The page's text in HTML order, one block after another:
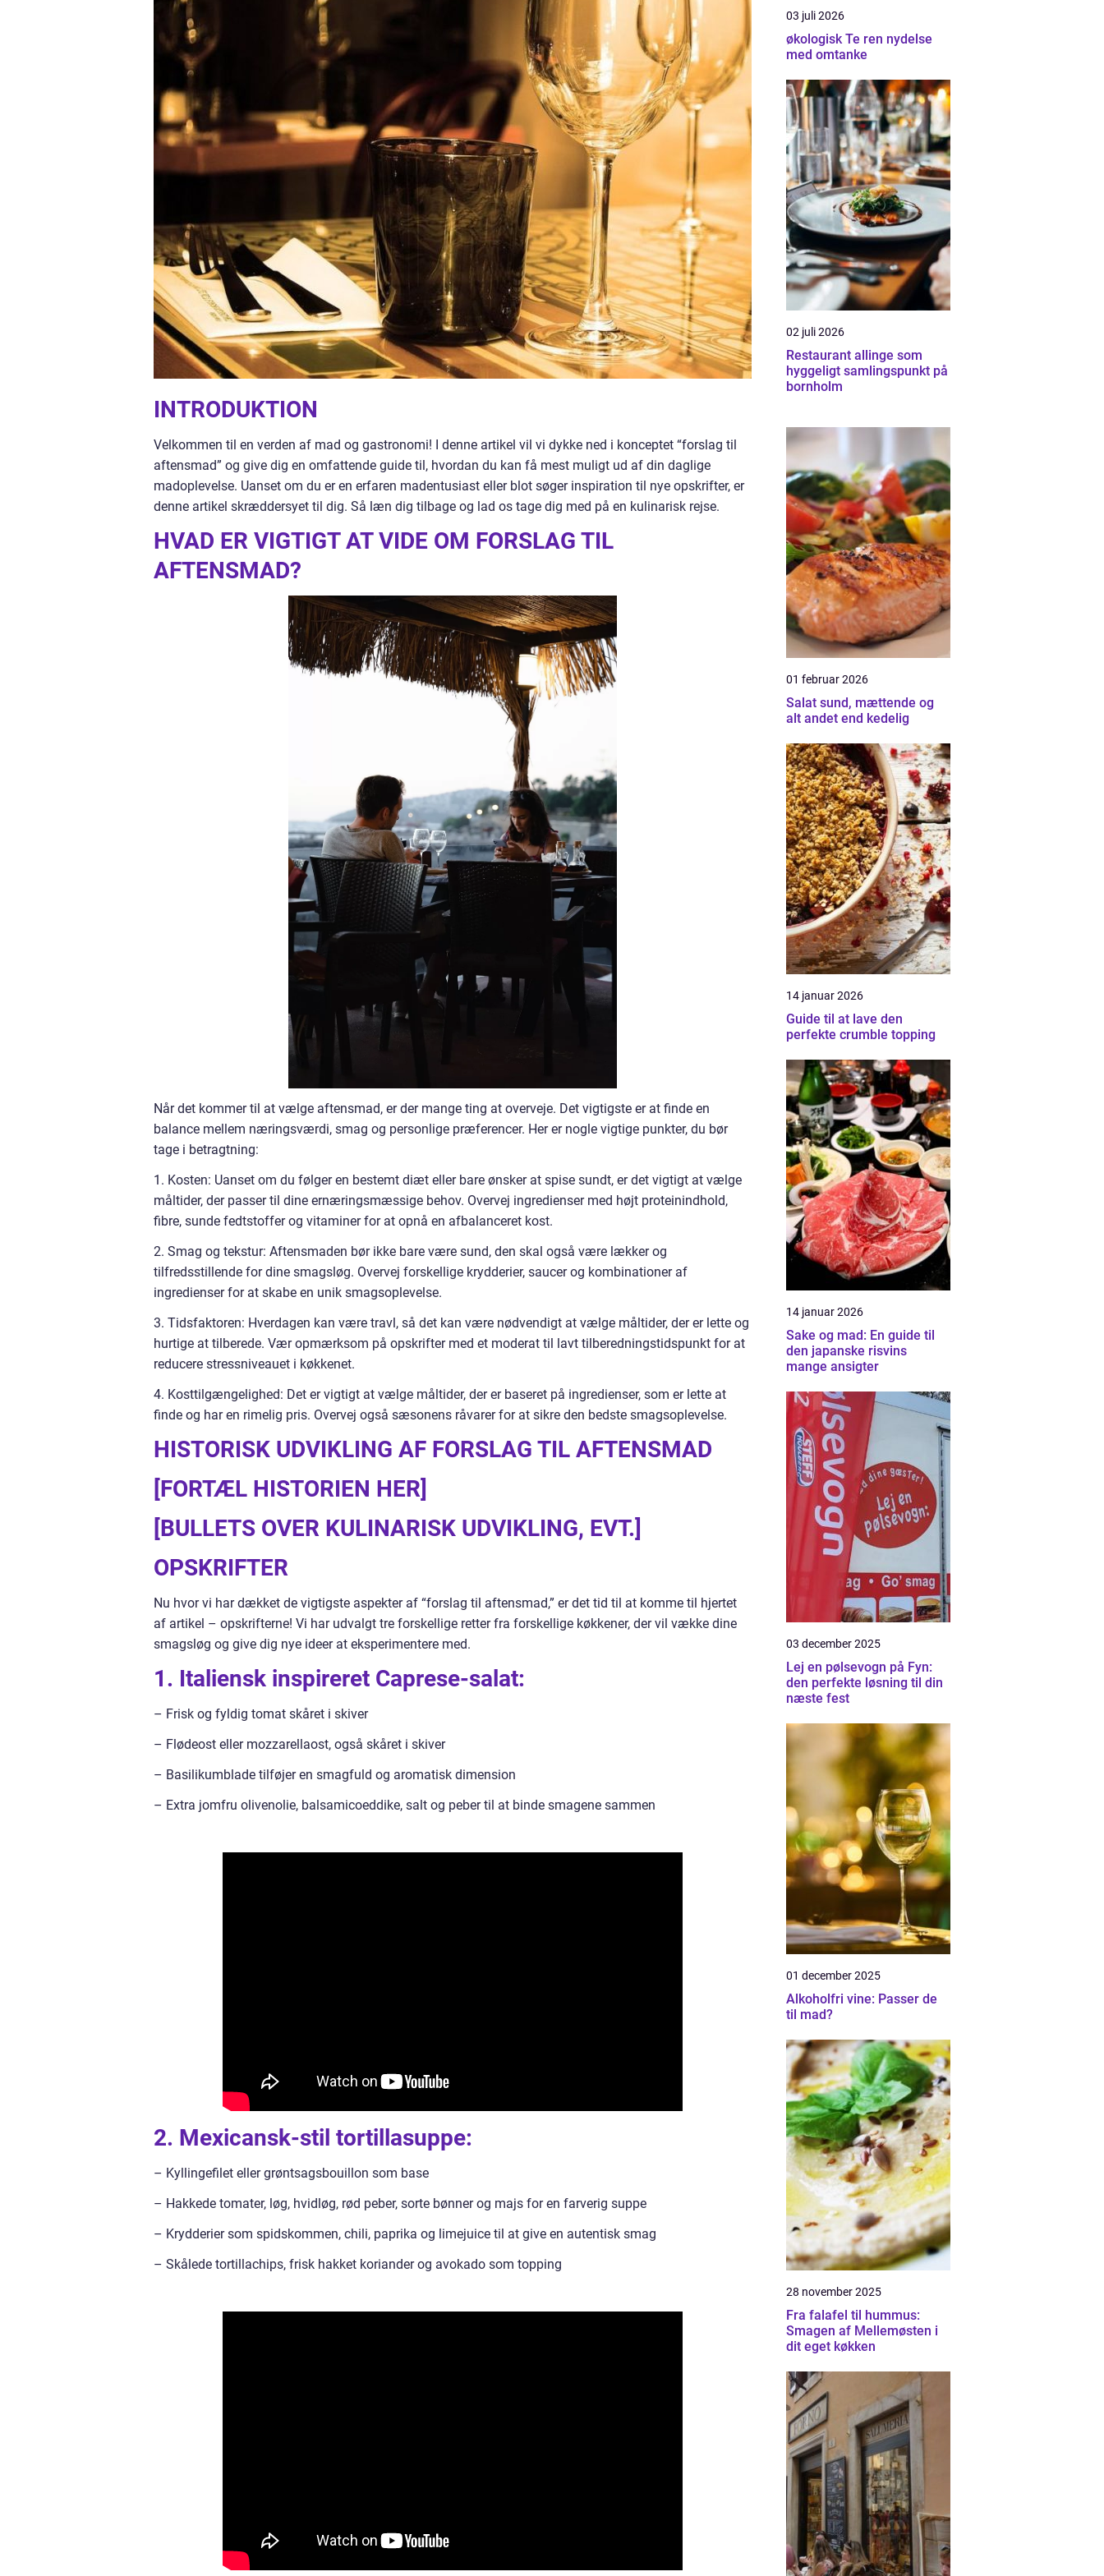
INTRODUKTION
Velkommen til en verden af mad og gastronomi! I denne artikel vil vi dykke ned i konceptet “forslag til
aftensmad” og give dig en omfattende guide til, hvordan du kan få mest muligt ud af din daglige
madoplevelse. Uanset om du er en erfaren madentusiast eller blot søger inspiration til nye opskrifter, er
denne artikel skræddersyet til dig. Så læn dig tilbage og lad os tage dig med på en kulinarisk rejse.
HVAD ER VIGTIGT AT VIDE OM FORSLAG TIL
AFTENSMAD?
Når det kommer til at vælge aftensmad, er der mange ting at overveje. Det vigtigste er at finde en
balance mellem næringsværdi, smag og personlige præferencer. Her er nogle vigtige punkter, du bør
tage i betragtning:
1. Kosten: Uanset om du følger en bestemt diæt eller bare ønsker at spise sundt, er det vigtigt at vælge
måltider, der passer til dine ernæringsmæssige behov. Overvej ingredienser med højt proteinindhold,
fibre, sunde fedtstoffer og vitaminer for at opnå en afbalanceret kost.
2. Smag og tekstur: Aftensmaden bør ikke bare være sund, den skal også være lækker og
tilfredsstillende for dine smagsløg. Overvej forskellige krydderier, saucer og kombinationer af
ingredienser for at skabe en unik smagsoplevelse.
3. Tidsfaktoren: Hverdagen kan være travl, så det kan være nødvendigt at vælge måltider, der er lette og
hurtige at tilberede. Vær opmærksom på opskrifter med et moderat til lavt tilberedningstidspunkt for at
reducere stressniveauet i køkkenet.
4. Kosttilgængelighed: Det er vigtigt at vælge måltider, der er baseret på ingredienser, som er lette at
finde og har en rimelig pris. Overvej også sæsonens råvarer for at sikre den bedste smagsoplevelse.
HISTORISK UDVIKLING AF FORSLAG TIL AFTENSMAD
[FORTÆL HISTORIEN HER]
[BULLETS OVER KULINARISK UDVIKLING, EVT.]
OPSKRIFTER
Nu hvor vi har dækket de vigtigste aspekter af “forslag til aftensmad,” er det tid til at komme til hjertet
af artikel – opskrifterne! Vi har udvalgt tre forskellige retter fra forskellige køkkener, der vil vække dine
smagsløg og give dig nye ideer at eksperimentere med.
1. Italiensk inspireret Caprese-salat:
– Frisk og fyldig tomat skåret i skiver
– Flødeost eller mozzarellaost, også skåret i skiver
– Basilikumblade tilføjer en smagfuld og aromatisk dimension
– Extra jomfru olivenolie, balsamicoeddike, salt og peber til at binde smagene sammen
2. Mexicansk-stil tortillasuppe:
– Kyllingefilet eller grøntsagsbouillon som base
– Hakkede tomater, løg, hvidløg, rød peber, sorte bønner og majs for en farverig suppe
– Krydderier som spidskommen, chili, paprika og limejuice til at give en autentisk smag
– Skålede tortillachips, frisk hakket koriander og avokado som topping
03 juli 2026
økologisk Te ren nydelse
med omtanke
02 juli 2026
Restaurant allinge som
hyggeligt samlingspunkt på
bornholm
01 februar 2026
Salat sund, mættende og
alt andet end kedelig
14 januar 2026
Guide til at lave den
perfekte crumble topping
14 januar 2026
Sake og mad: En guide til
den japanske risvins
mange ansigter
03 december 2025
Lej en pølsevogn på Fyn:
den perfekte løsning til din
næste fest
01 december 2025
Alkoholfri vine: Passer de
til mad?
28 november 2025
Fra falafel til hummus:
Smagen af Mellemøsten i
dit eget køkken